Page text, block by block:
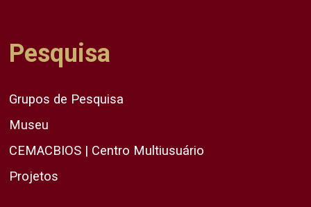
Pesquisa
Grupos de Pesquisa
Museu
CEMACBIOS | Centro Multiusuário
Projetos